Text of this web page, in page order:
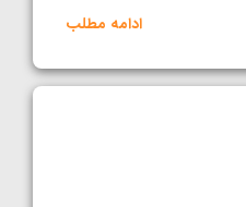
ادامه مطلب